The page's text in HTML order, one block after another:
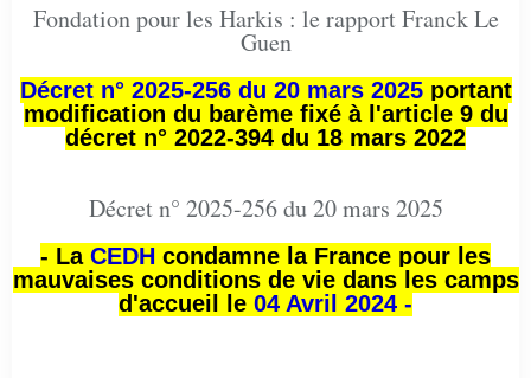
Fondation pour les Harkis : le rapport Franck Le
Guen
Décret n° 2025-256 du 20 mars 2025portant
modification du barème fixé à l'article 9 du
décret n° 2022-394 du 18 mars 2022
Décret n° 2025-256 du 20 mars 2025
- La CEDH condamne la France pour les
mauvaises conditions de vie dans les camps
d'accueil le 04 Avril 2024 -